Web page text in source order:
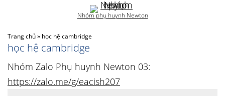
Trang chủ» học hệ cambridge
học hệ cambridge
Nhóm Zalo Phụ huynh Newton 03:
https://zalo.me/g/eacish207
Nhóm phụ huynh Newton